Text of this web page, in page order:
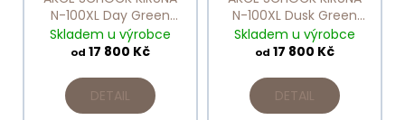
N-100XL Day Green
Line
Skladem u výrobce
od 17 800 Kč
DETAIL
N-100XL Dusk Green
Line
Skladem u výrobce
od 17 800 Kč
DETAIL